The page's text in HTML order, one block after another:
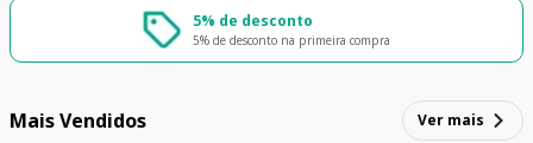
5% de desconto
5% de desconto na primeira compra
Mais Vendidos Ver mais